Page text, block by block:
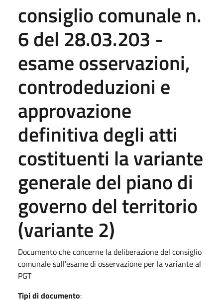
consiglio comunale n.
6 del 28.03.203 -
esame osservazioni,
controdeduzioni e
approvazione
definitiva degli atti
costituenti la variante
generale del piano di
governo del territorio
(variante 2)
Documento che concerne la deliberazione del consiglio
comunale sull'esame di osservazione per la variante al
PGT
Tipi di documento: